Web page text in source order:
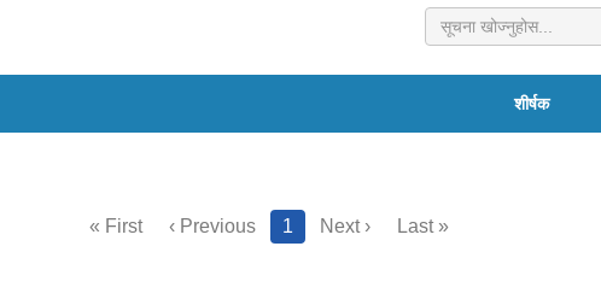
शीर्षक
« First ‹ Previous 1 Next › Last »